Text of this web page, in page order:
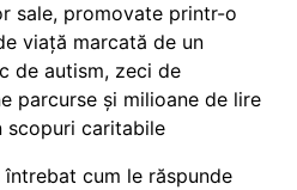
sale, promovate printr-o
viață marcată de un
de autism, zeci de
parcurse și milioane de lire
scopuri caritabile
întrebat cum le răspunde